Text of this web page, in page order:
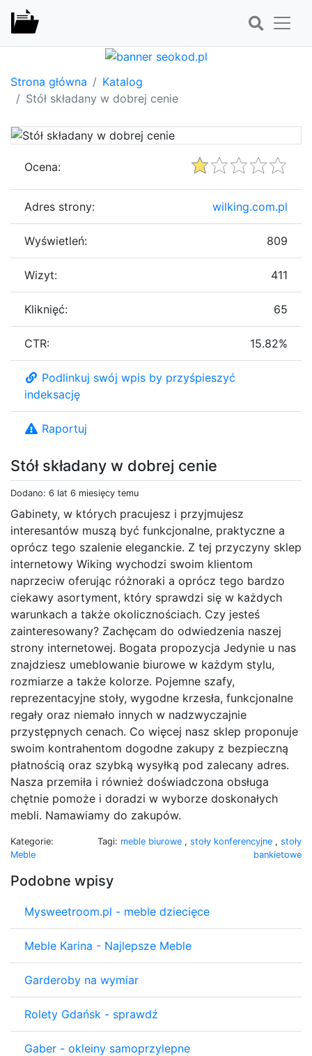
Strona główna
Katalog
Stół składany w dobrej cenie
Stół składany w dobrej cenie
Dodano: 6 lat 6 miesięcy temu
Gabinety, w których pracujesz i przyjmujesz
interesantów muszą być funkcjonalne, praktyczne a
oprócz tego szalenie eleganckie. Z tej przyczyny sklep
internetowy Wiking wychodzi swoim klientom
naprzeciw oferując różnoraki a oprócz tego bardzo
ciekawy asortyment, który sprawdzi się w każdych
warunkach a także okolicznościach. Czy jesteś
zainteresowany? Zachęcam do odwiedzenia naszej
strony internetowej. Bogata propozycja Jedynie u nas
znajdziesz umeblowanie biurowe w każdym stylu,
rozmiarze a także kolorze. Pojemne szafy,
reprezentacyjne stoły, wygodne krzesła, funkcjonalne
regały oraz niemało innych w nadzwyczajnie
przystępnych cenach. Co więcej nasz sklep proponuje
swoim kontrahentom dogodne zakupy z bezpieczną
płatnością oraz szybką wysyłką pod zalecany adres.
Nasza przemiła i również doświadczona obsługa
chętnie pomoże i doradzi w wyborze doskonałych
mebli. Namawiamy do zakupów.
Kategorie:
Meble
Tagi: meble biurowe , stoły konferencyjne , stoły
bankietowe
Podobne wpisy
Mysweetroom.pl - meble dziecięce
Meble Karina - Najlepsze Meble
Garderoby na wymiar
Rolety Gdańsk - sprawdź
Gaber - okleiny samoprzylepne
Ocena:
Adres strony: wilking.com.pl
Wyświetleń: 809
Wizyt: 411
Kliknięć: 65
CTR: 15.82%
Podlinkuj swój wpis by przyśpieszyć
indeksację
Raportuj